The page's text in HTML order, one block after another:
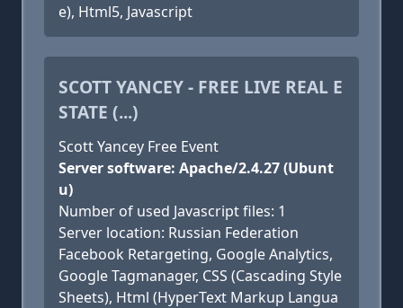
e), Html5, Javascript
SCOTT YANCEY - FREE LIVE REAL E
STATE (...)
Scott Yancey Free Event
Server software: Apache/2.4.27 (Ubunt
u)
Number of used Javascript files: 1
Server location: Russian Federation
Facebook Retargeting, Google Analytics,
Google Tagmanager, CSS (Cascading Style
Sheets), Html (HyperText Markup Langua